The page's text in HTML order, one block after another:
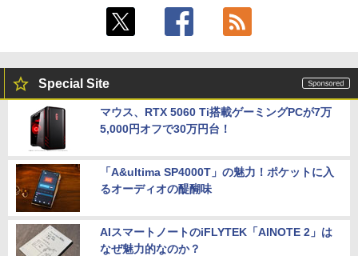
Special Site
マウス、RTX 5060 Ti搭載ゲーミングPCが7万
5,000円オフで30万円台！
「A&ultima SP4000T」の魅力！ポケットに入
るオーディオの醍醐味
AIスマートノートのiFLYTEK「AINOTE 2」は
なぜ魅力的なのか？